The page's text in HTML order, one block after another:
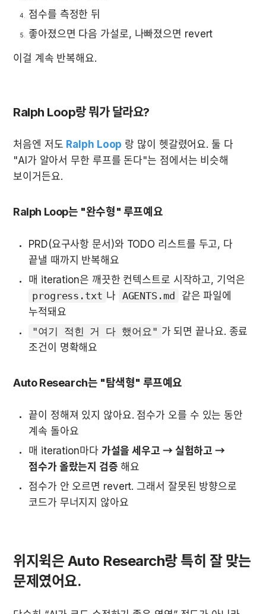
점수를 측정한 뒤
좋아졌으면 다음 가설로, 나빠졌으면 revert
이걸 계속 반복해요.
Ralph Loop랑 뭐가 달라요?
처음엔 저도 Ralph Loop 랑 많이 헷갈렸어요. 둘 다
"AI가 알아서 무한 루프를 돈다"는 점에서는 비슷해
보이거든요.
Ralph Loop는 "완수형" 루프예요
PRD(요구사항 문서)와 TODO 리스트를 두고, 다
끝낼 때까지 반복해요
progress.txt 나 AGENTS.md
같은 파일에
누적돼요
"여기 적힌 거 다 했어요" 가 되면 끝나요. 종료
조건이 명확해요
Auto Research는 "탐색형" 루프예요
끝이 정해져 있지 않아요. 점수가 오를 수 있는 동안
계속 돌아요
매 iteration마다 가설을 세우고 → 실험하고 →
점수가 올랐는지 검증 해요
점수가 안 오르면 revert. 그래서 잘못된 방향으로
코드가 무너지지 않아요
위지윅은 Auto Research랑 특히 잘 맞는
문제였어요.